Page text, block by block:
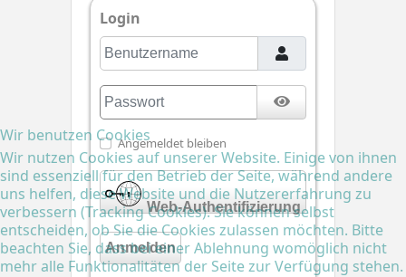
Login
Benutzername
Passwort Passwort
Angemeldet bleiben
Web-Authentifizierung
Anmelden
Wir benutzen Cookies
Wir nutzen Cookies auf unserer Website. Einige von ihnen
sind essenziell für den Betrieb der Seite, während andere
uns helfen, diese Website und die Nutzererfahrung zu
verbessern (Tracking Cookies). Sie können selbst
entscheiden, ob Sie die Cookies zulassen möchten. Bitte
beachten Sie, dass bei einer Ablehnung womöglich nicht
mehr alle Funktionalitäten der Seite zur Verfügung stehen.